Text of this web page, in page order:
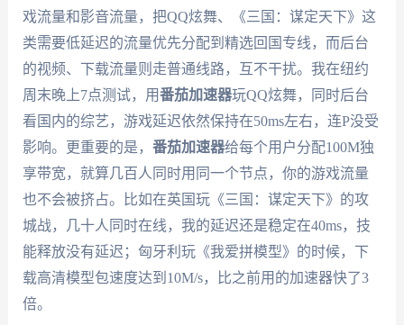
戏流量和影音流量，把QQ炫舞、《三国：谋定天下》这
类需要低延迟的流量优先分配到精选回国专线，而后台
的视频、下载流量则走普通线路，互不干扰。我在纽约
周末晚上7点测试，用番茄加速器玩QQ炫舞，同时后台
看国内的综艺，游戏延迟依然保持在50ms左右，连P没受
影响。更重要的是， 番茄加速器给每个用户分配100M独
享带宽，就算几百人同时用同一个节点，你的游戏流量
也不会被挤占。比如在英国玩《三国：谋定天下》的攻
城战，几十人同时在线，我的延迟还是稳定在40ms，技
能释放没有延迟；匈牙利玩《我爱拼模型》的时候，下
载高清模型包速度达到10M/s，比之前用的加速器快了3
倍。